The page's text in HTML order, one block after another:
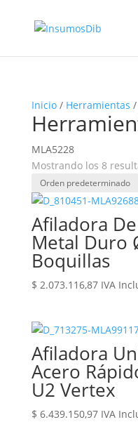
Inicio/ Herramientas
MLA5228
Mostrando los 8
Afiladora
Metal Duro
Boquillas
$ 2.073.116,87 IVA
Afiladora
Acero
U2 Vertex
$ 6.439.150,97 IVA